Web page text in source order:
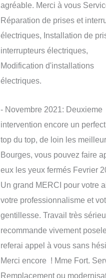
agréable. Merci à vous
Réparation de prises et
électriques, Installation de
interrupteurs électriques,
Modification d'installations
électriques.
- Novembre 2021: Deuxieme
intervention encore un
top du top, de loin les
Bourges, vous pouvez faire
eux les yeux fermés Fevrier
Un grand MERCI pour votre
votre professionnalisme et
gentillesse. Travail très
recommande vivement
referai appel à vous sans
Merci encore ! Mme Fort.
Remplacement ou